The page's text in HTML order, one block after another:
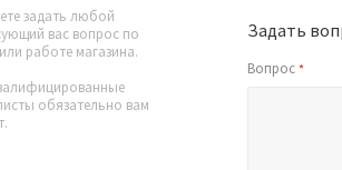
задать любой
вас вопрос по
работе магазина.
обязательно вам
Задать
Вопрос *